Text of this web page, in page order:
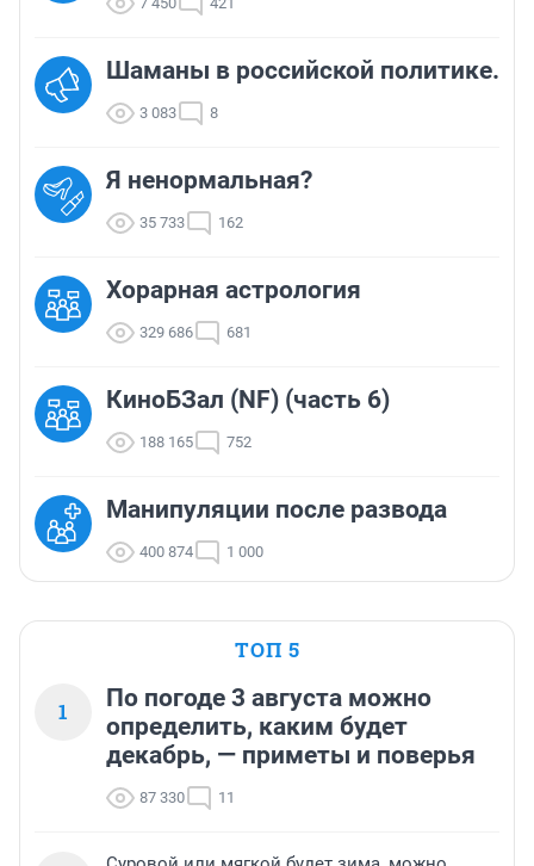
Шаманы в российской политике.
3 083 8
Я ненормальная?
35 733 162
Хорарная астрология
329 686 681
КиноБЗал (NF) (часть 6)
188 165 752
Манипуляции после развода
400 874 1 000
ТОП 5
1
По погоде 3 августа можно
определить, каким будет
декабрь, — приметы и поверья
87 330 11